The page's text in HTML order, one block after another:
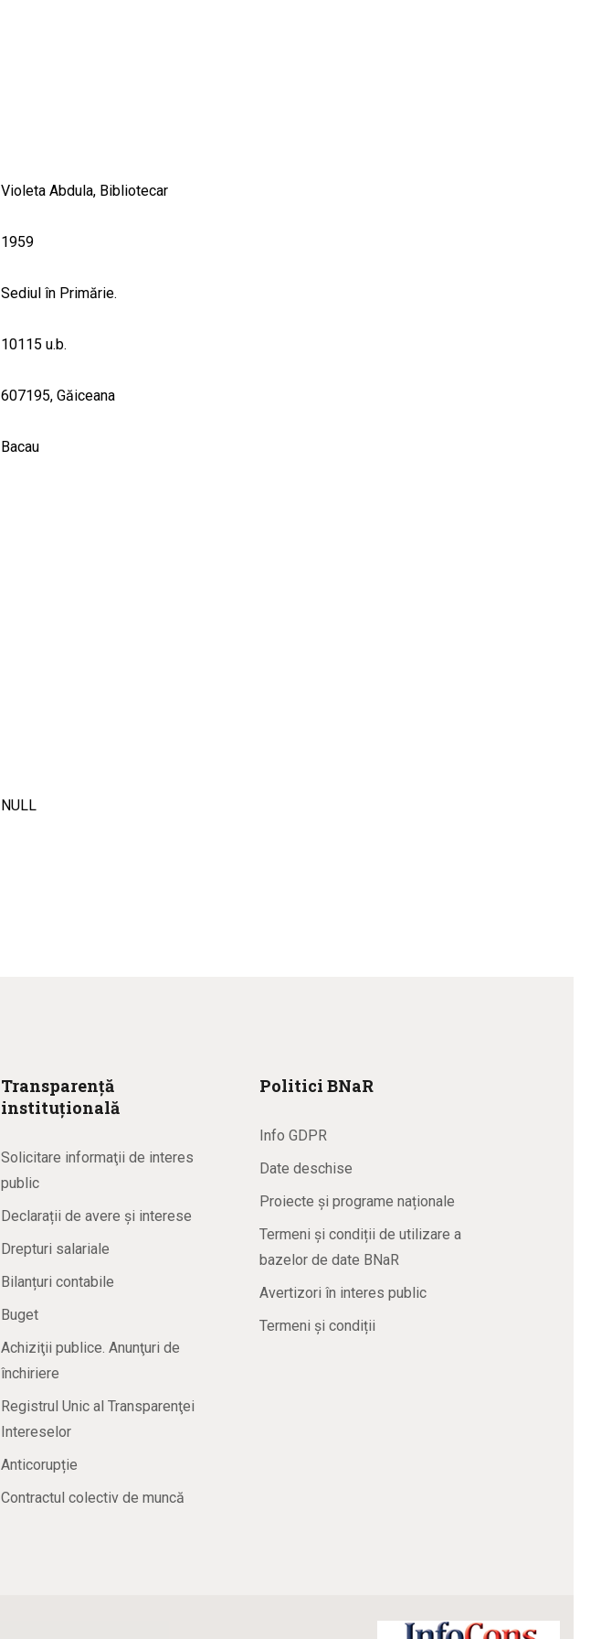
Violeta Abdula, Bibliotecar
1959
Sediul în Primărie.
10115 u.b.
607195, Găiceana
Bacau
NULL
Transparență
instituțională
Solicitare informaţii de interes
public
Declarații de avere și interese
Drepturi salariale
Bilanțuri contabile
Buget
Achiziţii publice. Anunţuri de
închiriere
Registrul Unic al Transparenţei
Intereselor
Anticorupție
Contractul colectiv de muncă
Politici BNaR
Info GDPR
Date deschise
Proiecte și programe naționale
Termeni și condiții de utilizare a
bazelor de date BNaR
Avertizori în interes public
Termeni și condiții